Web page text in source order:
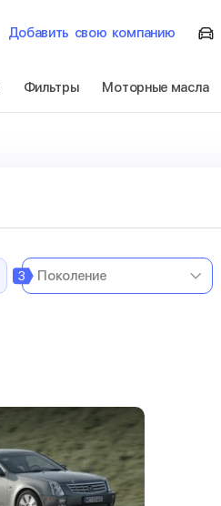
Добавить свою компанию
Фильтры Моторные масла
3